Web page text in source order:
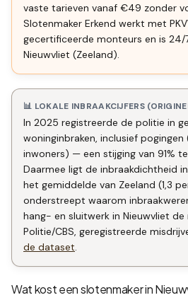
vaste tarieven vanaf €49 zonder
Slotenmaker Erkend werkt met
gecertificeerde monteurs en is 24/
Nieuwvliet (Zeeland).
📊 LOKALE INBRAAKCIJFERS
In 2025 registreerde de politie in
woninginbraken, inclusief pogingen
inwoners) — een stijging van 91%
Daarmee ligt de inbraakdichtheid
het gemiddelde van Zeeland (1,3
onderstreept waarom
hang- en sluitwerk in Nieuwvliet de
Politie/CBS, geregistreerde
de dataset.
Wat kost een slotenmaker in